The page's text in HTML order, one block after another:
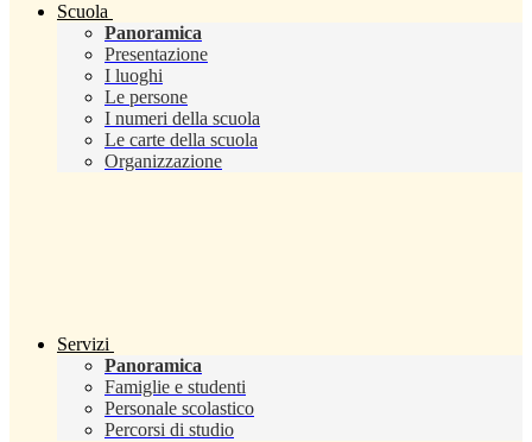
Scuola
Panoramica
Presentazione
I luoghi
Le persone
I numeri della scuola
Le carte della scuola
Organizzazione
Servizi
Panoramica
Famiglie e studenti
Personale scolastico
Percorsi di studio